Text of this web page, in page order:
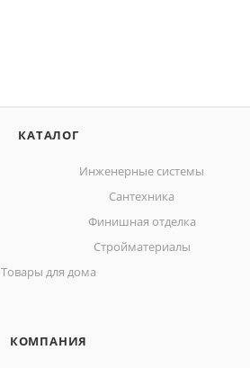
КАТАЛОГ
Инженерные системы
Сантехника
Финишная отделка
Стройматериалы
Товары для дома
КОМПАНИЯ